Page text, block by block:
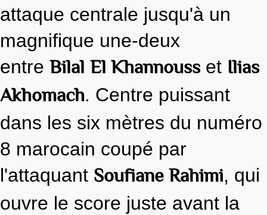
attaque centrale jusqu'à un
magnifique une-deux
entre Bilal El Khannousset Ilias
Akhomach. Centre puissant
dans les six mètres du numéro
8 marocain coupé par
l'attaquant Soufiane Rahimi, qui
ouvre le score juste avant la